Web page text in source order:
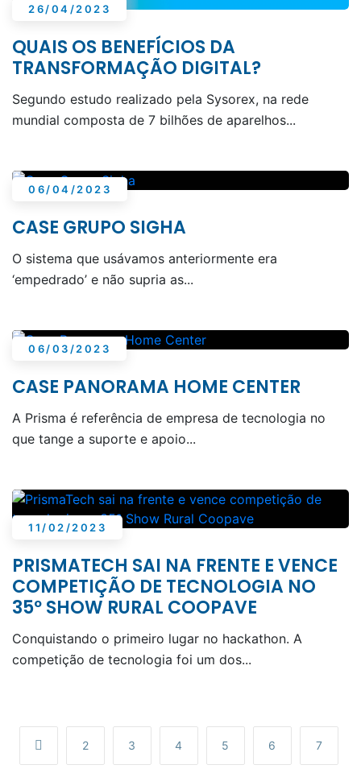
26/04/2023
QUAIS OS BENEFÍCIOS DA
TRANSFORMAÇÃO DIGITAL?
Segundo estudo realizado pela Sysorex, na rede
mundial composta de 7 bilhões de aparelhos...
06/04/2023
CASE GRUPO SIGHA
O sistema que usávamos anteriormente era
‘empedrado’ e não supria as...
06/03/2023
CASE PANORAMA HOME CENTER
A Prisma é referência de empresa de tecnologia no
que tange a suporte e apoio...
11/02/2023
PRISMATECH SAI NA FRENTE E VENCE
COMPETIÇÃO DE TECNOLOGIA NO
35º SHOW RURAL COOPAVE
Conquistando o primeiro lugar no hackathon. A
competição de tecnologia foi um dos...
2 3 4 5 6 7